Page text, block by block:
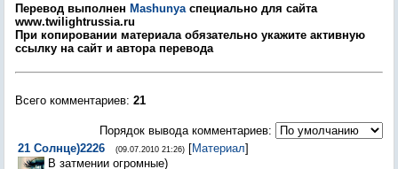
Перевод выполнен Mashunya специально для сайта
www.twilightrussia.ru
При копировании материала обязательно укажите активную
ссылку на сайт и автора перевода
Всего комментариев: 21
Порядок вывода комментариев:
21 Солнце)2226 (09.07.2010 21:26) [Материал]
В затмении огромные)